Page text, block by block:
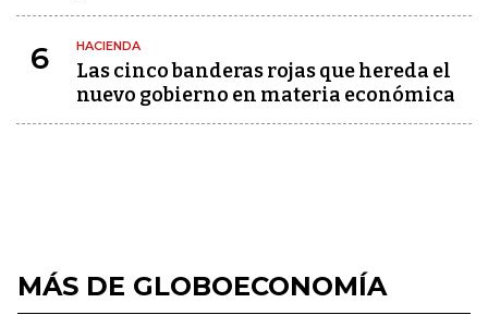
6 HACIENDA
Las cinco banderas rojas que hereda el
nuevo gobierno en materia económica
MÁS DE GLOBOECONOMÍA